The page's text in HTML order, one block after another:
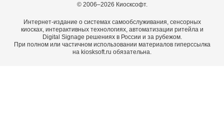
© 2006–2026 Киосксофт.
Интернет-издание о системах самообслуживания, сенсорных
киосках, интерактивных технологиях, автоматизации ритейла и
Digital Signage решениях в России и за рубежом.
При полном или частичном использовании материалов гиперссылка
на kiosksoft.ru обязательна.